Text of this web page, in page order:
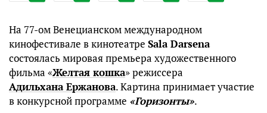
На 77-ом Венецианском международном
кинофестивале в кинотеатре Sala Darsena
состоялась мировая премьера художественного
фильма «Желтая кошка» режиссера
Адильхана Ержанова. Картина принимает участие
в конкурсной программе «Горизонты».